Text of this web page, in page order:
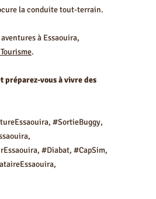
la conduite tout-terrain.
à Essaouira,
.
préparez-vous à vivre des
#SortieBuggy,
#Diabat, #CapSim,